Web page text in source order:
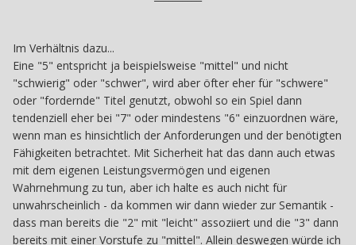
Im Verhältnis dazu...
Eine "5" entspricht ja beispielsweise "mittel" und nicht
"schwierig" oder "schwer", wird aber öfter eher für "schwere"
oder "fordernde" Titel genutzt, obwohl so ein Spiel dann
tendenziell eher bei "7" oder mindestens "6" einzuordnen wäre,
wenn man es hinsichtlich der Anforderungen und der benötigten
Fähigkeiten betrachtet. Mit Sicherheit hat das dann auch etwas
mit dem eigenen Leistungsvermögen und eigenen
Wahrnehmung zu tun, aber ich halte es auch nicht für
unwahrscheinlich - da kommen wir dann wieder zur Semantik -
dass man bereits die "2" mit "leicht" assoziiert und die "3" dann
bereits mit einer Vorstufe zu "mittel". Allein deswegen würde ich